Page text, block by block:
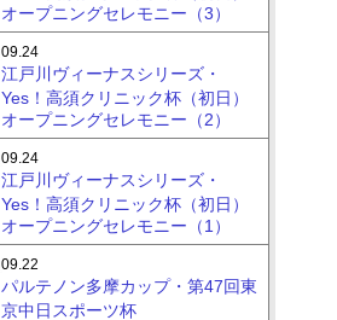
オープニングセレモニー（3）
09.24
江戸川ヴィーナスシリーズ・
Yes！高須クリニック杯（初日）
オープニングセレモニー（2）
09.24
江戸川ヴィーナスシリーズ・
Yes！高須クリニック杯（初日）
オープニングセレモニー（1）
09.22
パルテノン多摩カップ・第47回東
京中日スポーツ杯